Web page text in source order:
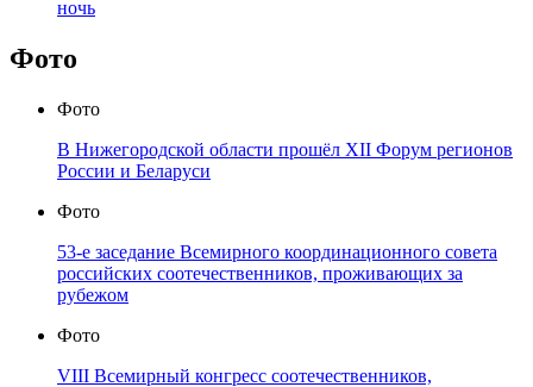
ночь
Фото
Фото
В Нижегородской области прошёл XII Форум регионов
России и Беларуси
Фото
53-е заседание Всемирного координационного совета
российских соотечественников, проживающих за
рубежом
Фото
VIII Всемирный конгресс соотечественников,